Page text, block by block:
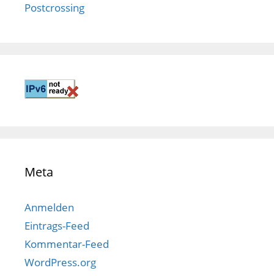
Postcrossing
Meta
Anmelden
Eintrags-Feed
Kommentar-Feed
WordPress.org